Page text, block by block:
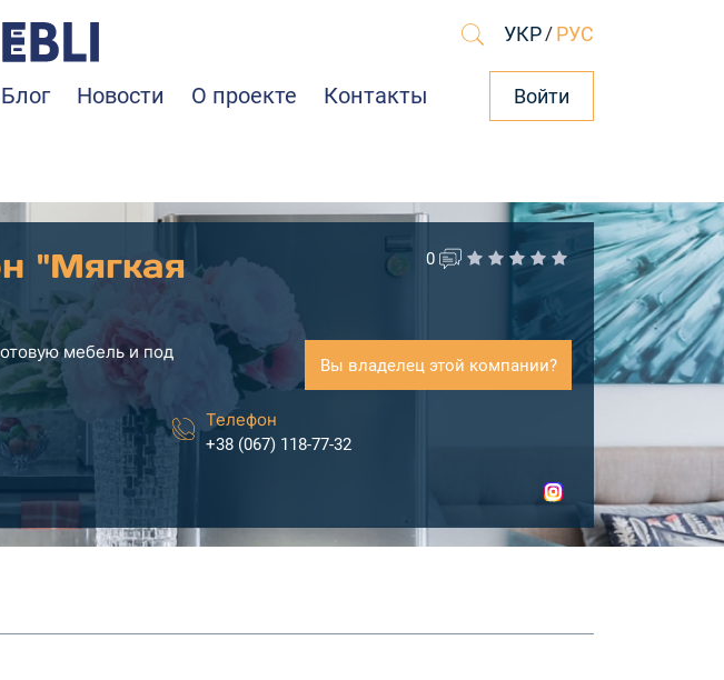
УКР / РУС
Блог Новости О проекте Контакты Войти
"Мягкая
мебель и под
0
Вы владелец этой компании?
Телефон
+38 (067) 118-77-32